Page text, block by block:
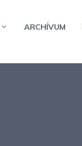
ARCHÍVUM